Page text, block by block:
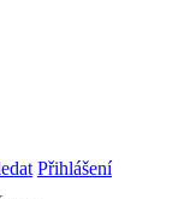
Přihlášení